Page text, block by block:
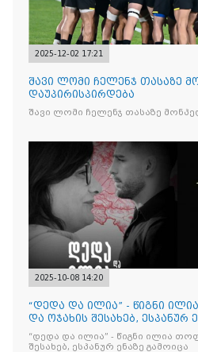
2025-12-02 17:21
შავი ლომი ჩელენჯ თასაზე
დაუპირისპირდება
შავი ლომი ჩელენჯ თასაზე
2025-10-08 14:20
“დედა და ილია” - წიგნი
და ოჯახის შესახებ, ესპანურ
“დედა და ილია” - წიგნი ილია
შესახებ, ესპანურ ენაზე გამოიცა